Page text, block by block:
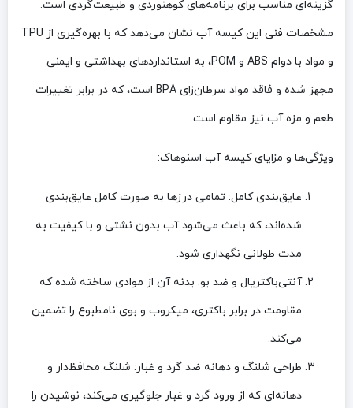
گزینه‌ای مناسب برای برنامه‌های کوهنوردی و طبیعت‌گردی است.
مشخصات فنی این کیسه آب نشان می‌دهد که با بهره‌گیری از TPU
و مواد با دوام ABS و POM، به استانداردهای بهداشتی و ایمنی
مجهز شده و فاقد مواد سرطان‌زای BPA است، که در برابر تغییرات
طعم و مزه آب نیز مقاوم است.
ویژگی‌ها و مزایای کیسه آب اسنوهاک:
عایق‌بندی کامل: تمامی درزها به صورت کامل عایق‌بندی
شده‌اند، که باعث می‌شود آب بدون نشتی و با کیفیت به
مدت طولانی نگهداری شود.
آنتی‌باکتریال و ضد بو: بدنه آن از موادی ساخته شده که
مقاومت در برابر باکتری، میکروب و بوی نامطبوع را تضمین
می‌کند.
طراحی شلنگ و دهانه ضد گرد و غبار: شلنگ محافظ‌دار و
دهانه‌ای که از ورود گرد و غبار جلوگیری می‌کند، نوشیدن را